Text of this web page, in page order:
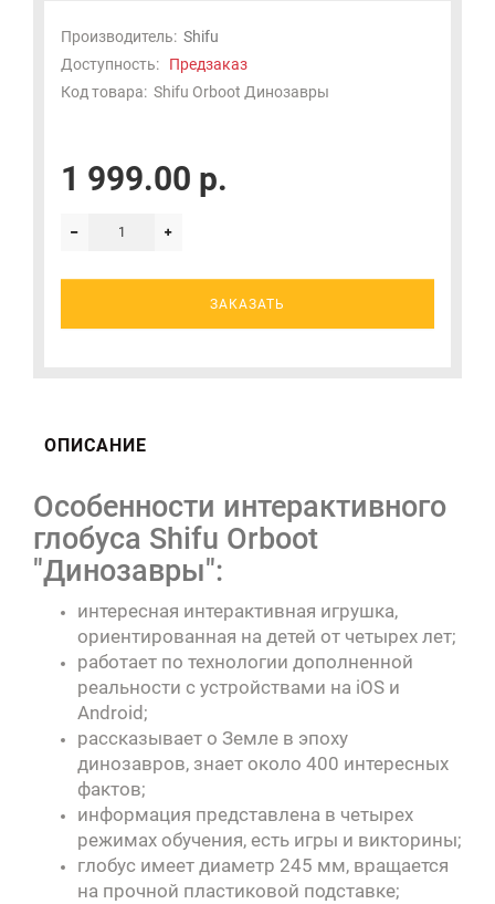
Производитель: Shifu
Доступность: Предзаказ
Код товара: Shifu Orboot Динозавры
1 999.00 р.
ЗАКАЗАТЬ
ОПИСАНИЕ
Особенности интерактивного
глобуса Shifu Orboot
"Динозавры":
интересная интерактивная игрушка,
ориентированная на детей от четырех лет;
работает по технологии дополненной
реальности с устройствами на iOS и
Android;
рассказывает о Земле в эпоху
динозавров, знает около 400 интересных
фактов;
информация представлена в четырех
режимах обучения, есть игры и викторины;
глобус имеет диаметр 245 мм, вращается
на прочной пластиковой подставке;